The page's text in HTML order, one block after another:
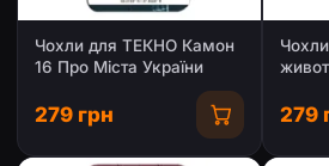
Чохли для ТЕКНО Камон
16 Про Міста України
279 грн 279